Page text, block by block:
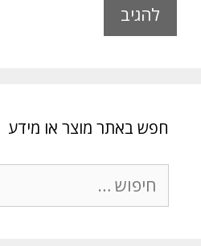
nחפש באתר מוצר או מידע
חיפוש: